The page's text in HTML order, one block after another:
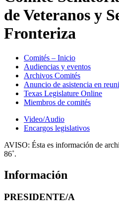
de Veteranos y
Fronteriza
Comités – Inicio
Audiencias y eventos
Archivos Comités
Anuncio de asistencia en
Texas Legislature Online
Miembros de comités
Video/Audio
Encargos legislativos
AVISO: Ésta es información de
86˚.
Información
PRESIDENTE/A